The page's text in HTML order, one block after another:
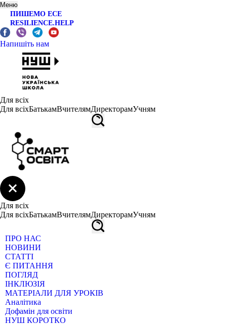
Меню
ПИШЕМО ЕСЕ
RESILIENCE.HELP
Напишіть нам
Для всіх
Для всіхБатькамВчителямДиректорамУчням
Для всіх
Для всіхБатькамВчителямДиректорамУчням
ПРО НАС
НОВИНИ
СТАТТІ
Є ПИТАННЯ
ПОГЛЯД
ІНКЛЮЗІЯ
МАТЕРІАЛИ ДЛЯ УРОКІВ
Аналітика
Дофамін для освіти
НУШ КОРОТКО